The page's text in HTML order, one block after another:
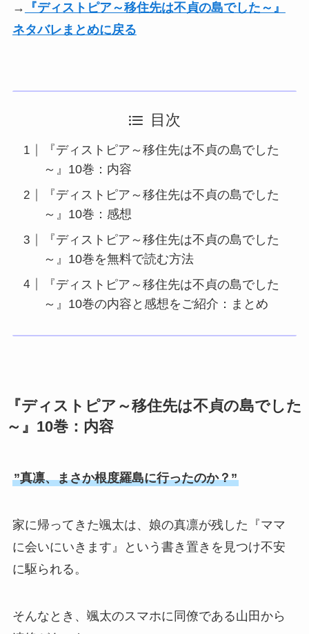
→
『ディストピア～移住先は不貞の島でした～』
ネタバレまとめに戻る
目次
『ディストピア～移住先は不貞の島でした
～』10巻：内容
『ディストピア～移住先は不貞の島でした
～』10巻：感想
『ディストピア～移住先は不貞の島でした
～』10巻を無料で読む方法
『ディストピア～移住先は不貞の島でした
～』10巻の内容と感想をご紹介：まとめ
『ディストピア～移住先は不貞の島でした
～』10巻：内容
”真凛、まさか根度羅島に行ったのか？”
家に帰ってきた颯太は、娘の真凛が残した『ママ
に会いにいきます』という書き置きを見つけ不安
に駆られる。
そんなとき、颯太のスマホに同僚である山田から